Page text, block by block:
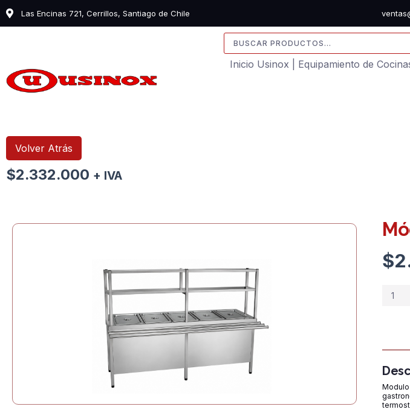
Las Encinas 721, Cerrillos, Santiago de Chile
Search
...
Inicio Usinox | Equipamiento de
Volver Atrás
$2.332.000 + IVA
$